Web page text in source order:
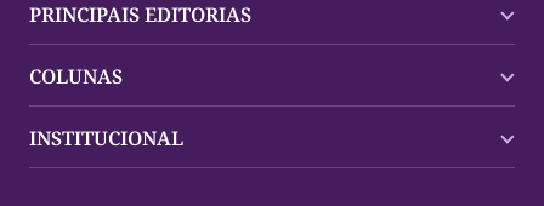
PRINCIPAIS EDITORIAS
Palmas
Mundo
COLUNAS
Policial
INSTITUCIONAL